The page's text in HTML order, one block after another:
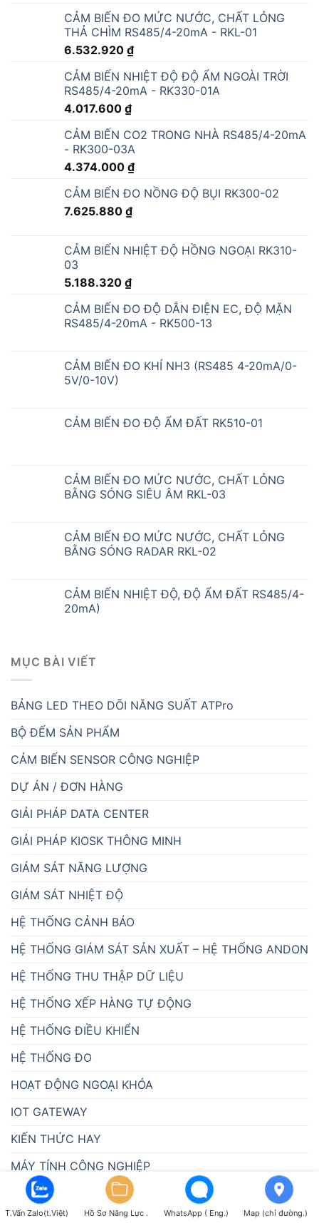
CẢM BIẾN ĐO MỨC NƯỚC, CHẤT LỎNG
THẢ CHÌM RS485/4-20mA - RKL-01
6.532.920 ₫
CẢM BIẾN NHIỆT ĐỘ ĐỘ ẨM NGOÀI TRỜI
RS485/4-20mA - RK330-01A
4.017.600 ₫
CẢM BIẾN CO2 TRONG NHÀ RS485/4-20mA
- RK300-03A
4.374.000 ₫
CẢM BIẾN ĐO NỒNG ĐỘ BỤI RK300-02
7.625.880 ₫
CẢM BIẾN NHIỆT ĐỘ HỒNG NGOẠI RK310-
03
5.188.320 ₫
CẢM BIẾN ĐO ĐỘ DẪN ĐIỆN EC, ĐỘ MẶN
RS485/4-20mA - RK500-13
CẢM BIẾN ĐO KHÍ NH3 (RS485 4-20mA/0-
5V/0-10V)
CẢM BIẾN ĐO ĐỘ ẨM ĐẤT RK510-01
CẢM BIẾN ĐO MỨC NƯỚC, CHẤT LỎNG
BẰNG SÓNG SIÊU ÂM RKL-03
CẢM BIẾN ĐO MỨC NƯỚC, CHẤT LỎNG
BẰNG SÓNG RADAR RKL-02
CẢM BIẾN NHIỆT ĐỘ, ĐỘ ẨM ĐẤT RS485/4-
20mA)
MỤC BÀI VIẾT
BẢNG LED THEO DÕI NĂNG SUẤT ATPro
BỘ ĐẾM SẢN PHẨM
CẢM BIẾN SENSOR CÔNG NGHIỆP
DỰ ÁN / ĐƠN HÀNG
GIẢI PHÁP DATA CENTER
GIẢI PHÁP KIOSK THÔNG MINH
GIÁM SÁT NĂNG LƯỢNG
GIÁM SÁT NHIỆT ĐỘ
HỆ THỐNG CẢNH BÁO
HỆ THỐNG GIÁM SÁT SẢN XUẤT – HỆ THỐNG ANDON
HỆ THỐNG THU THẬP DỮ LIỆU
HỆ THỐNG XẾP HÀNG TỰ ĐỘNG
HỆ THỐNG ĐIỀU KHIỂN
HỆ THỐNG ĐO
HOẠT ĐỘNG NGOẠI KHÓA
IOT GATEWAY
KIẾN THỨC HAY
MÁY TÍNH CÔNG NGHIỆP
PHẦN MỀM MES
PHẦN MỀM SCADA
T.Vấn Zalo(t.Việt) Hồ Sơ Năng Lực . WhatsApp ( Eng.) Map (chỉ đường.)